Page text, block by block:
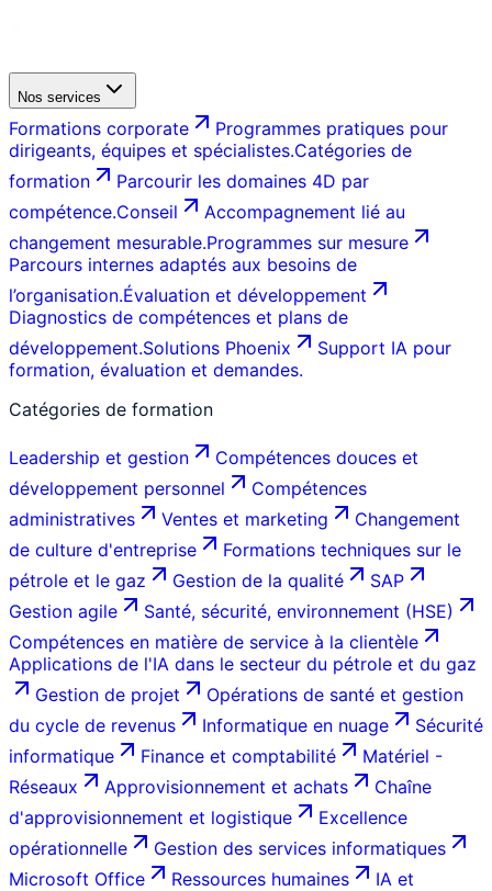
Nos services
Formations corporate
Programmes pratiques pour
dirigeants, équipes et spécialistes.Catégories de
formation
Parcourir les domaines 4D par
compétence.Conseil
Accompagnement lié au
changement mesurable.Programmes sur mesure
Parcours internes adaptés aux besoins de
l’organisation.Évaluation et développement
Diagnostics de compétences et plans de
développement.Solutions Phoenix
Support IA pour
formation, évaluation et demandes.
Catégories de formation
Leadership et gestion
Compétences douces et
développement personnel
Compétences
administratives
Ventes et marketing
Changement
de culture d'entreprise
Formations techniques sur le
pétrole et le gaz
Gestion de la qualité
SAP
Gestion agile
Santé, sécurité, environnement (HSE)
Compétences en matière de service à la clientèle
Applications de l'IA dans le secteur du pétrole et du gaz
Gestion de projet
Opérations de santé et gestion
du cycle de revenus
Informatique en nuage
Sécurité
informatique
Finance et comptabilité
Matériel -
Réseaux
Approvisionnement et achats
Chaîne
d'approvisionnement et logistique
Excellence
opérationnelle
Gestion des services informatiques
Microsoft Office
Ressources humaines
IA et